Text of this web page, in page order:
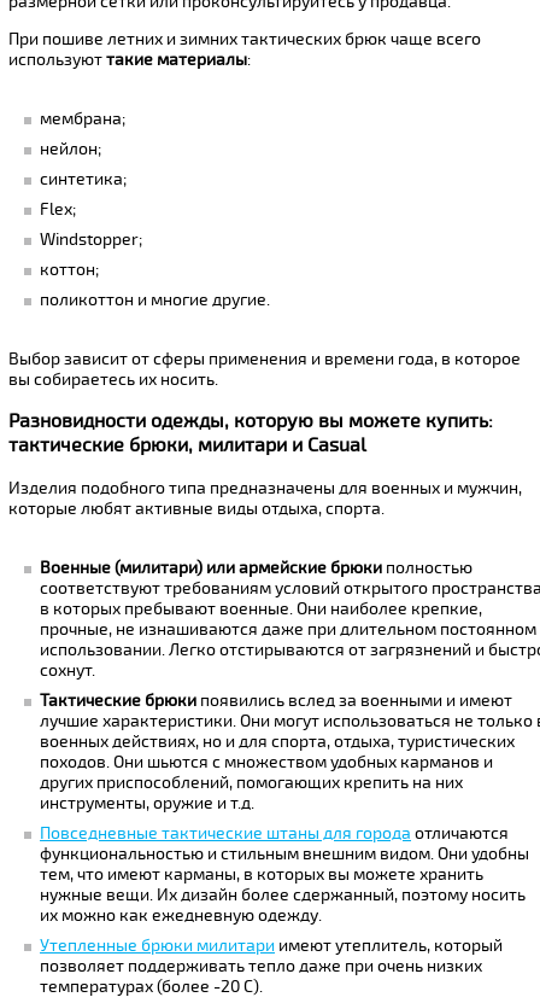
При пошиве летних и зимних тактических брюк чаще всего
используюттакие материалы:
мембрана;
нейлон;
синтетика;
Flex;
Windstopper;
коттон;
поликоттон и многие другие.
Выбор зависит от сферы применения и времени года, в которое
вы собираетесь их носить.
Разновидности одежды, которую вы можете купить:
тактические брюки, милитари и Casual
Изделия подобного типа предназначены для военных и мужчин,
которые любят активные виды отдыха, спорта.
Военные (милитари) или армейские брюки полностью
соответствуют требованиям условий открытого
в которых пребывают военные. Они наиболее крепкие,
прочные, не изнашиваются даже при длительном постоянном
использовании. Легко отстирываются от загрязнений и
сохнут.
Тактические брюки появились вслед за военными и имеют
лучшие характеристики. Они могут использоваться не только
военных действиях, но и для спорта, отдыха, туристических
походов. Они шьются с множеством удобных карманов и
других приспособлений, помогающих крепить на них
инструменты, оружие и т.д.
Повседневные тактические штаны для города отличаются
функциональностью и стильным внешним видом. Они удобны
тем, что имеют карманы, в которых вы можете хранить
нужные вещи. Их дизайн более сдержанный, поэтому носить
их можно как ежедневную одежду.
Утепленные брюки милитари имеют утеплитель, который
позволяет поддерживать тепло даже при очень низких
температурах (более -20 С).